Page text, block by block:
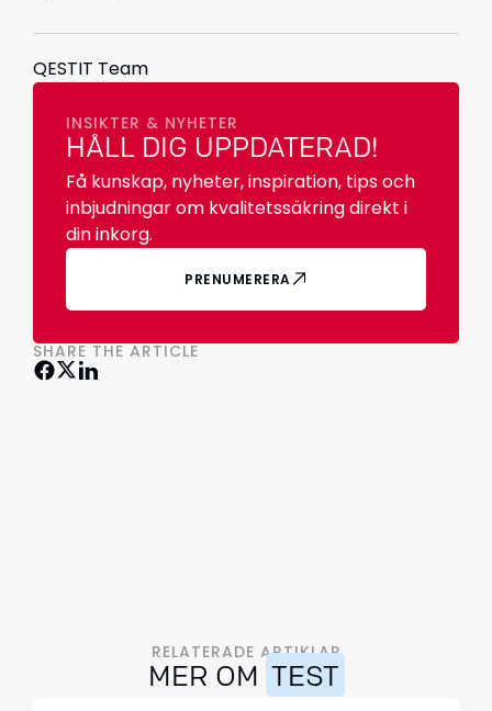
QESTIT Team
INSIKTER & NYHETER
HÅLL DIG UPPDATERAD!
Få kunskap, nyheter, inspiration, tips och
inbjudningar om kvalitetssäkring direkt i
din inkorg.
PRENUMERERA
SHARE THE ARTICLE
RELATERADE ARTIKLAR
MER OM TEST